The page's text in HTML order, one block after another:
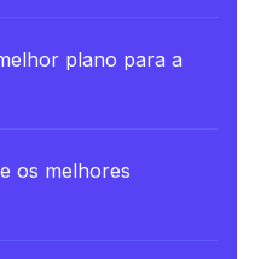
plano para a
os melhores